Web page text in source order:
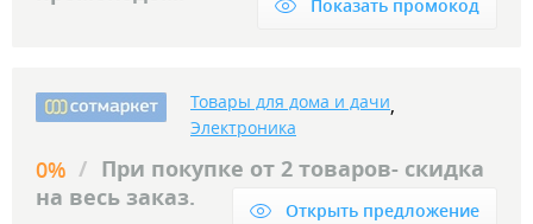
Показать промокод
Товары для дома и дачи,
Электроника
0% / При покупке от 2 товаров- скидка
на весь заказ.
Открыть предложение